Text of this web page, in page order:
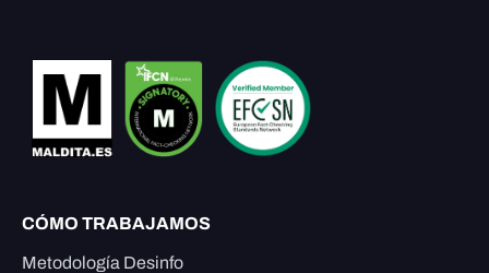
CÓMO TRABAJAMOS
Metodología Desinfo